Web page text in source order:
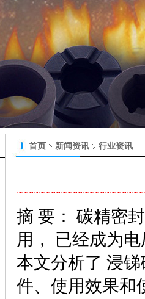
首页 新闻资讯 行业资讯
摘 要： 碳精密
用， 已经成为
本文分析了 浸
件、使用效果和